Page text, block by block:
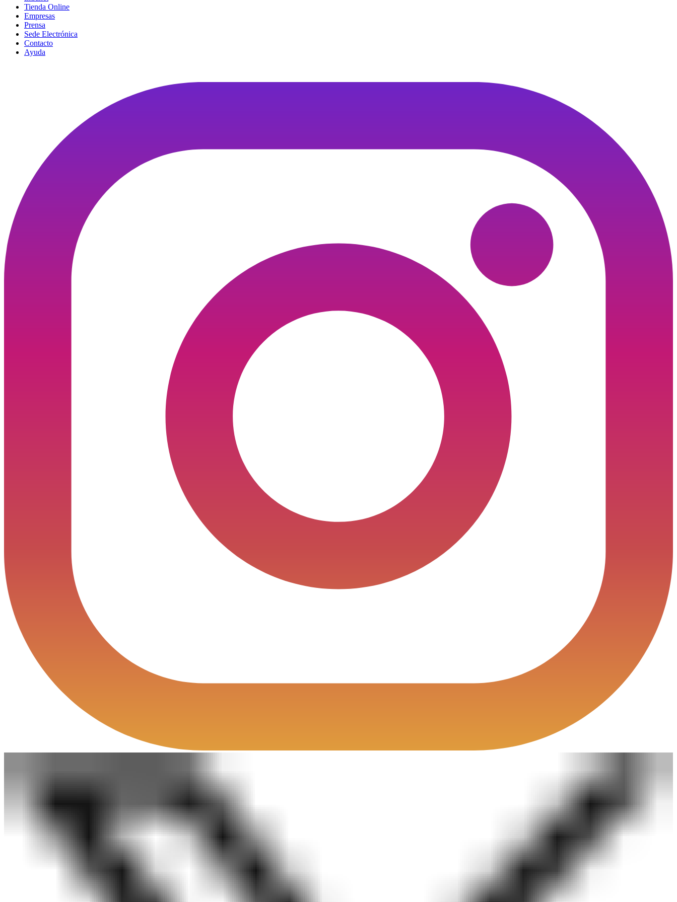
Tienda Online
Empresas
Prensa
Sede Electrónica
Contacto
Ayuda